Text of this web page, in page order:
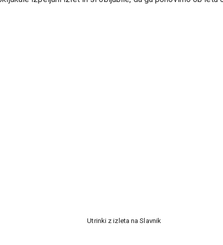
Utrinki z izleta na Slavnik